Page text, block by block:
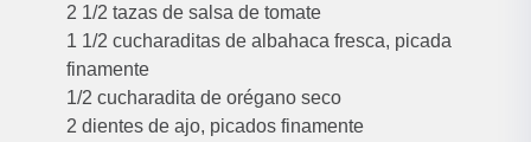
2 1/2 tazas de salsa de tomate
1 1/2 cucharaditas de albahaca fresca, picada
finamente
1/2 cucharadita de orégano seco
2 dientes de ajo, picados finamente